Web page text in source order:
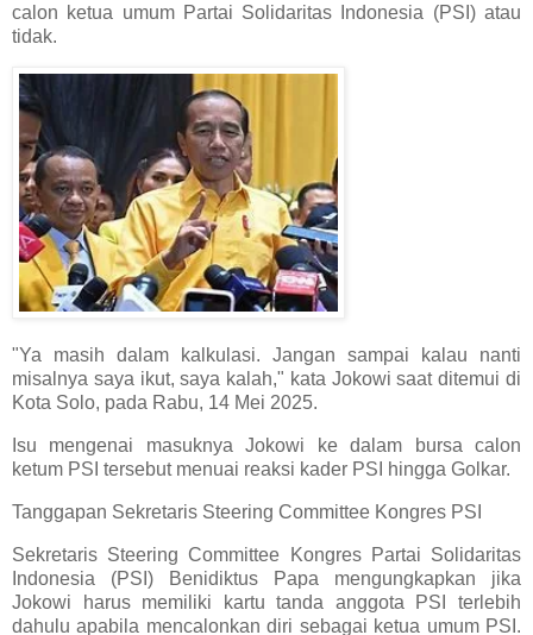
calon ketua umum Partai Solidaritas Indonesia (PSI) atau
tidak.
"Ya masih dalam kalkulasi. Jangan sampai kalau nanti
misalnya saya ikut, saya kalah," kata Jokowi saat ditemui di
Kota Solo, pada Rabu, 14 Mei 2025.
Isu mengenai masuknya Jokowi ke dalam bursa calon
ketum PSI tersebut menuai reaksi kader PSI hingga Golkar.
Tanggapan Sekretaris Steering Committee Kongres PSI
Sekretaris Steering Committee Kongres Partai Solidaritas
Indonesia (PSI) Benidiktus Papa mengungkapkan jika
Jokowi harus memiliki kartu tanda anggota PSI terlebih
dahulu apabila mencalonkan diri sebagai ketua umum PSI.